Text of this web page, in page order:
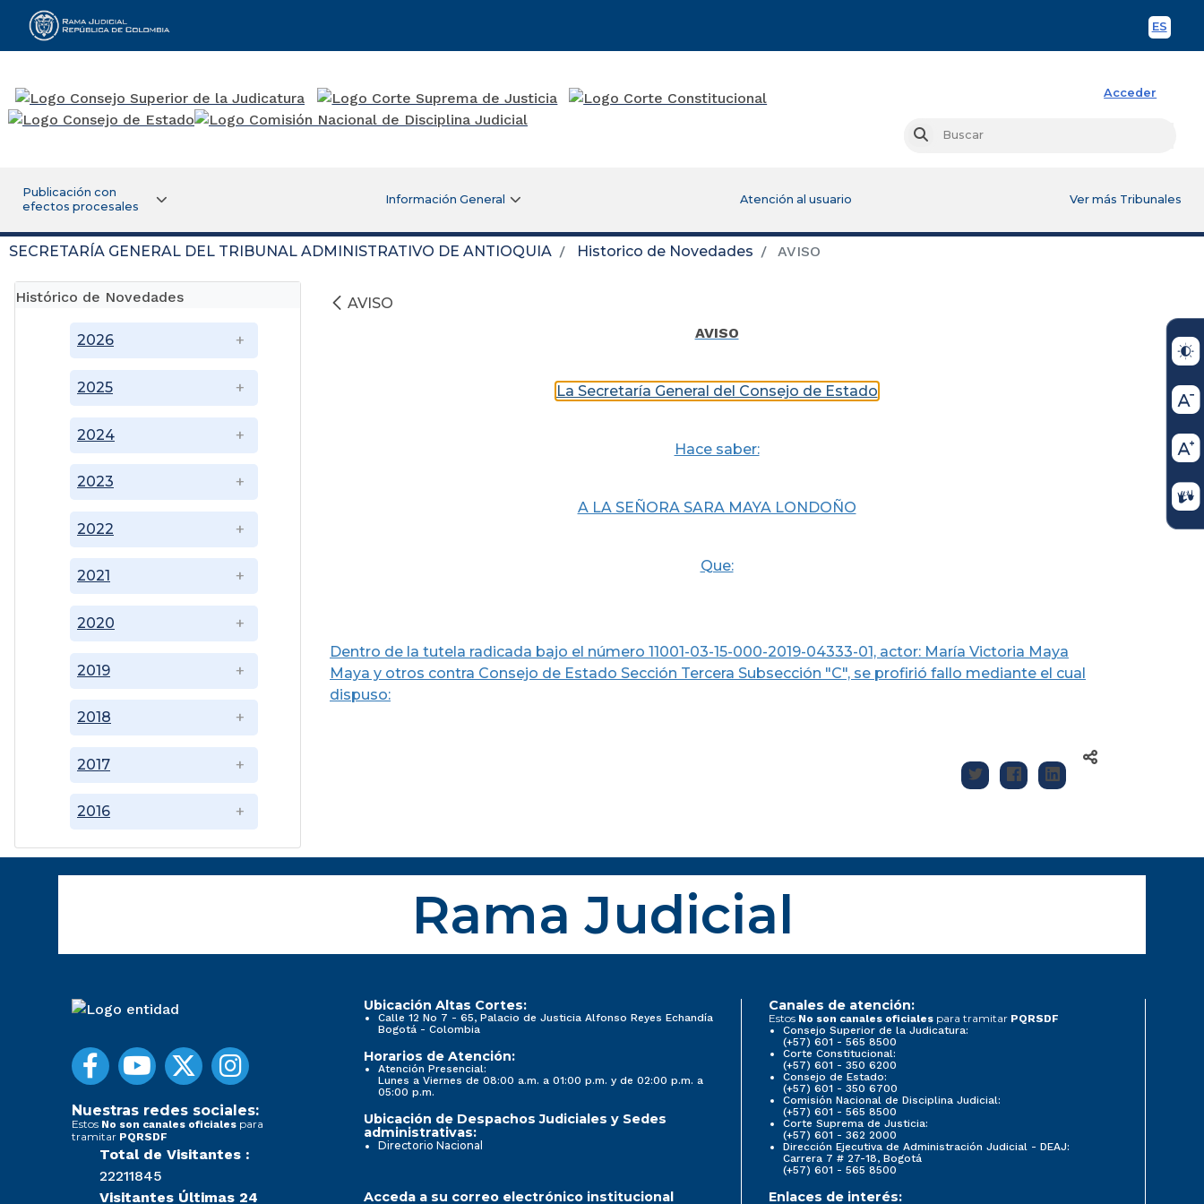
ES
Rama Judicial
Acceder
Buscar
Publicación con
efectos procesales
Información General Atención al usuario Ver más Tribunales
SECRETARÍA GENERAL DEL TRIBUNAL ADMINISTRATIVO DE ANTIOQUIA Historico de Novedades AVISO
Histórico de Novedades
2016
2017
2018
2019
2020
2021
2022
2023
2024
2025
2026
AVISO
AVISO
La Secretaría General del Consejo de Estado
Hace saber:
A LA SEÑORA SARA MAYA LONDOÑO
Que:
Dentro de la tutela radicada bajo el número 11001-03-15-000-2019-04333-01, actor: María Victoria Maya
Maya y otros contra Consejo de Estado Sección Tercera Subsección "C", se profirió fallo mediante el cual
dispuso:
Rama Judicial
Nuestras redes sociales:
Estos No son canales oficiales para
tramitar PQRSDF
Total de Visitantes :
22211845
Visitantes Últimas 24
Ubicación Altas Cortes:
Calle 12 No 7 - 65, Palacio de Justicia Alfonso Reyes Echandía
Bogotá - Colombia
Horarios de Atención:
Atención Presencial:
Lunes a Viernes de 08:00 a.m. a 01:00 p.m. y de 02:00 p.m. a
05:00 p.m.
Ubicación de Despachos Judiciales y Sedes
administrativas:
Directorio Nacional
Canales de atención:
Estos No son canales oficiales para tramitar PQRSDF
Consejo Superior de la Judicatura:
(+57) 601 - 565 8500
Corte Constitucional:
(+57) 601 - 350 6200
Consejo de Estado:
(+57) 601 - 350 6700
Comisión Nacional de Disciplina Judicial:
(+57) 601 - 565 8500
Corte Suprema de Justicia:
(+57) 601 - 362 2000
Dirección Ejecutiva de Administración Judicial - DEAJ:
Carrera 7 # 27-18, Bogotá
(+57) 601 - 565 8500
Acceda a su correo electrónico institucional Enlaces de interés: